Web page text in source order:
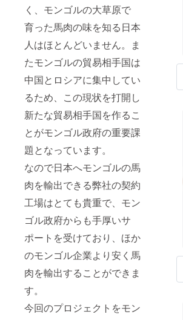
く、モンゴルの大草原で
育った馬肉の味を知る日本
人はほとんどいません。ま
たモンゴルの貿易相手国は
中国とロシアに集中してい
るため、この現状を打開し
新たな貿易相手国を作るこ
とがモンゴル政府の重要課
題となっています。
なので日本へモンゴルの馬
肉を輸出できる弊社の契約
工場はとても貴重で、モン
ゴル政府からも手厚いサ
ポートを受けており、ほか
のモンゴル企業より安く馬
肉を輸出することができま
す。
今回のプロジェクトをモン